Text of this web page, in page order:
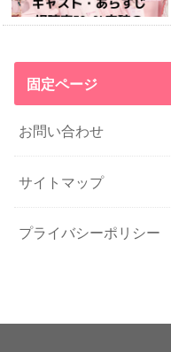
固定ページ
お問い合わせ
サイトマップ
プライバシーポリシー